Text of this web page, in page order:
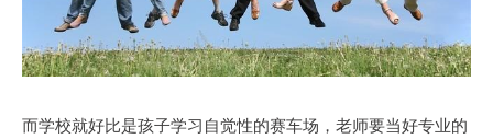
而学校就好比是孩子学习自觉性的赛车场，老师要当好专业的